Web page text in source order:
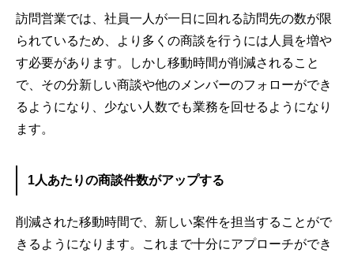
訪問営業では、社員一人が一日に回れる訪問先の数が限
られているため、より多くの商談を行うには人員を増や
す必要があります。しかし移動時間が削減されること
で、その分新しい商談や他のメンバーのフォローができ
るようになり、少ない人数でも業務を回せるようになり
ます。
1人あたりの商談件数がアップする
削減された移動時間で、新しい案件を担当することがで
きるようになります。これまで十分にアプローチができ